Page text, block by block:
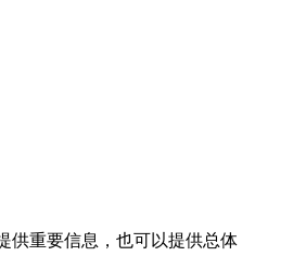
供重要信息，也可以提供总体